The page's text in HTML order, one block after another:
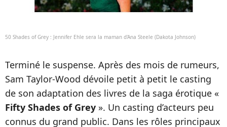
50 Shades of Grey : Jennifer Ehle sera la maman d'Ana Steele (Dakota Johnson)
Terminé le suspense. Après des mois de rumeurs,
Sam Taylor-Wood dévoile petit à petit le casting
de son adaptation des livres de la saga érotique «
Fifty Shades of Grey ». Un casting d’acteurs peu
connus du grand public. Dans les rôles principaux